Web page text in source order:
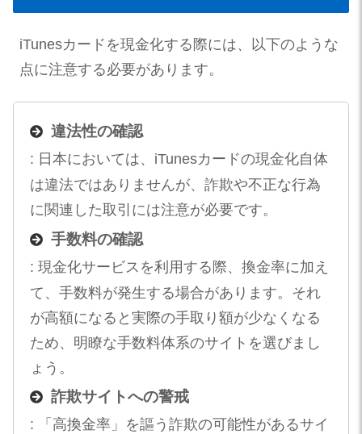
iTunesカードを現金化する際には、以下のような
点に注意する必要があります。
違法性の確認
: 日本においては、iTunesカードの現金化自体
は違法ではありませんが、詐欺や不正な行為
に関連した取引には注意が必要です。
手数料の確認
: 現金化サービスを利用する際、換金率に加え
て、手数料が発生する場合があります。それ
が高額になると実際の手取り額が少なくなる
ため、明瞭な手数料体系のサイトを選びまし
ょう。
詐欺サイトへの警戒
: 「高換金率」を謳う詐欺の可能性があるサイ